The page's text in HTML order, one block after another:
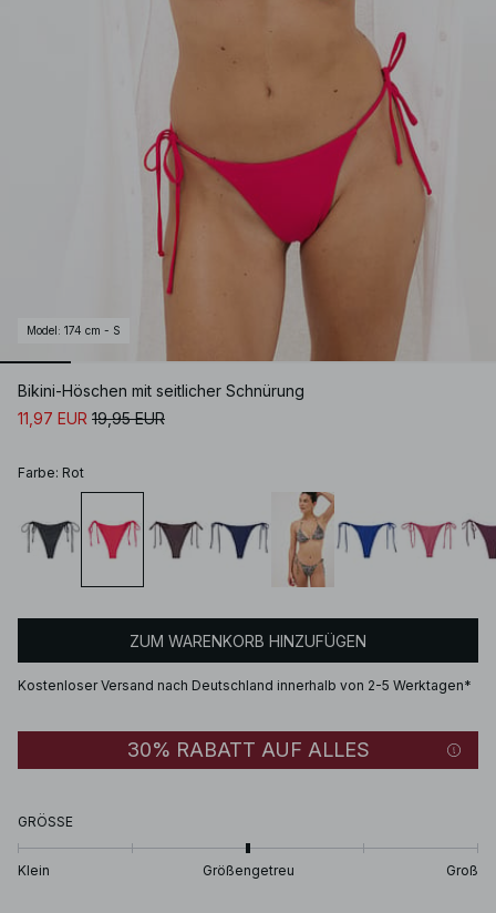
Model : 174 cm - S
Bikini-Höschen mit seitlicher Schnürung
11,97 EUR 19,95 EUR
Farbe: Rot
ZUM WARENKORB HINZUFÜGEN
Kostenloser Versand nach Deutschland innerhalb von 2-5 Werktagen*
30% RABATT AUF ALLES
GRÖSSE
Klein Größengetreu Groß